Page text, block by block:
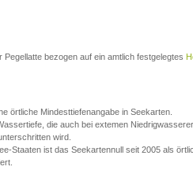
Pegellatte bezogen auf ein amtlich festgelegtes
örtliche Mindesttiefenangabe in Seekarten.
die auch bei extemen
wird.
Staaten ist das Seekartennull seit 2005 als